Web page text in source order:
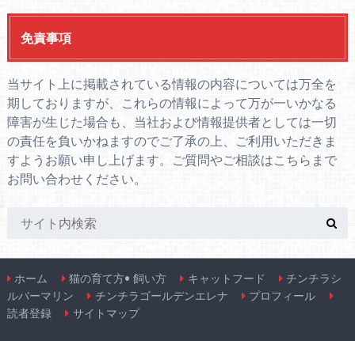
免責事項
当サイト上に掲載されている情報の内容については万全を
期しておりますが、これらの情報によって万が一いかなる
障害が生じた場合も、当社および情報提供者としては一切
の責任を負いかねますのでご了承の上、ご利用いただきま
すようお願い申し上げます。ご質問やご相談はこちら まで
お問い合わせください。
ホーム 猫の育て方• 飼い方 キャットフード
チンチラシ
ルバーマリン
チンチラゴールデンエレナ
プロフィール
読者登録
サイトマップ